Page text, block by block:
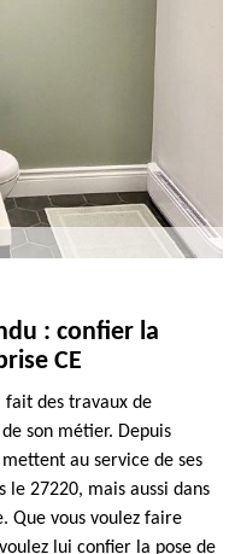
: confier la
CE
fait des travaux de
son métier. Depuis
au service de ses
le 27220, mais aussi dans
Que vous voulez faire
lui confier la pose de